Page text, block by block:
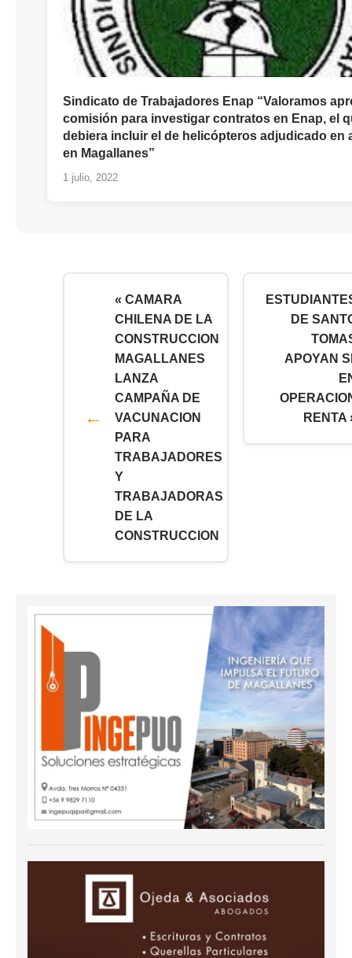
Sindicato de Trabajadores Enap “Valoramos
comisión para investigar contratos en Enap, el
debiera incluir el de helicópteros adjudicado en
en Magallanes”
1 julio, 2022
« CAMARA
CHILENA DE LA
CONSTRUCCION
MAGALLANES
LANZA
CAMPAÑA DE
VACUNACION
PARA
TRABAJADORES
Y
TRABAJADORAS
DE LA
CONSTRUCCION
DE
APOYAN
RENTA